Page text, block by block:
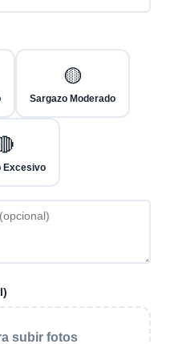
🟡
Sargazo Moderado
Excesivo
subir fotos